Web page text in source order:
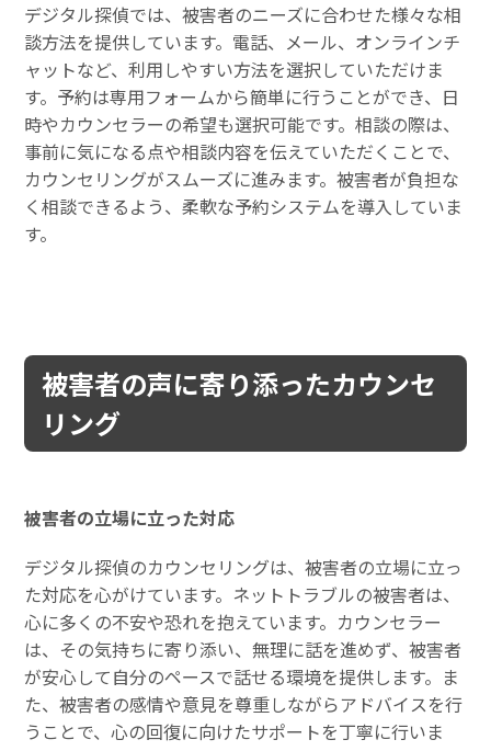
デジタル探偵では、被害者のニーズに合わせた様々な相
談方法を提供しています。電話、メール、オンラインチ
ャットなど、利用しやすい方法を選択していただけま
す。予約は専用フォームから簡単に行うことができ、日
時やカウンセラーの希望も選択可能です。相談の際は、
事前に気になる点や相談内容を伝えていただくことで、
カウンセリングがスムーズに進みます。被害者が負担な
く相談できるよう、柔軟な予約システムを導入していま
す。
被害者の声に寄り添ったカウンセ
リング
被害者の立場に立った対応
デジタル探偵のカウンセリングは、被害者の立場に立っ
た対応を心がけています。ネットトラブルの被害者は、
心に多くの不安や恐れを抱えています。カウンセラー
は、その気持ちに寄り添い、無理に話を進めず、被害者
が安心して自分のペースで話せる環境を提供します。ま
た、被害者の感情や意見を尊重しながらアドバイスを行
うことで、心の回復に向けたサポートを丁寧に行いま